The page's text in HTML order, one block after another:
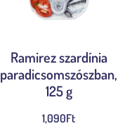
Ramirez szardínia
paradicsomszószban,
125 g
1,090Ft